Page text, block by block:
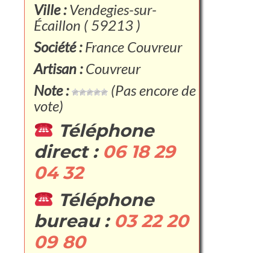
Ville :Vendegies-sur-
Écaillon ( 59213 )
Société :France Couvreur
Artisan :Couvreur
Note :
(Pas encore de
vote)
Téléphone
direct : 06 18 29
04 32
Téléphone
bureau : 03 22 20
09 80